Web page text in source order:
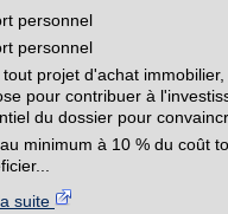
personnel
personnel
tout projet d'achat
pour contribuer à
du dossier pour
minimum à 10 % du coût
suite